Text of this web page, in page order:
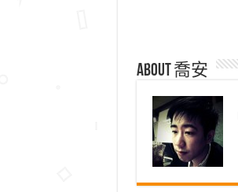
About 喬安